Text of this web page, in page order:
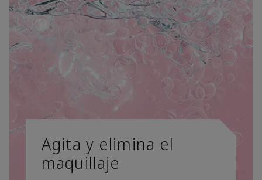
Agita y elimina el
maquillaje